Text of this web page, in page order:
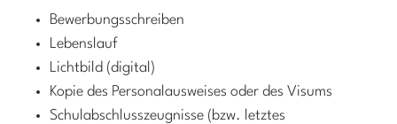
Bewerbungsschreiben
Lebenslauf
Lichtbild (digital)
Kopie des Personalausweises oder des Visums
Schulabschlusszeugnisse (bzw. letztes